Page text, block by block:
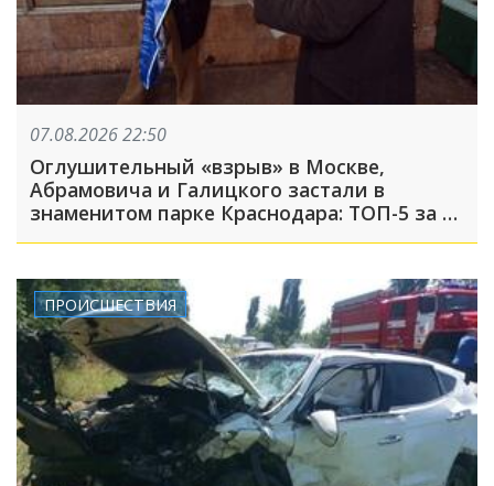
07.08.2026 22:50
Оглушительный «взрыв» в Москве,
Абрамовича и Галицкого застали в
знаменитом парке Краснодара: ТОП-5 за 7
ПРОИСШЕСТВИЯ